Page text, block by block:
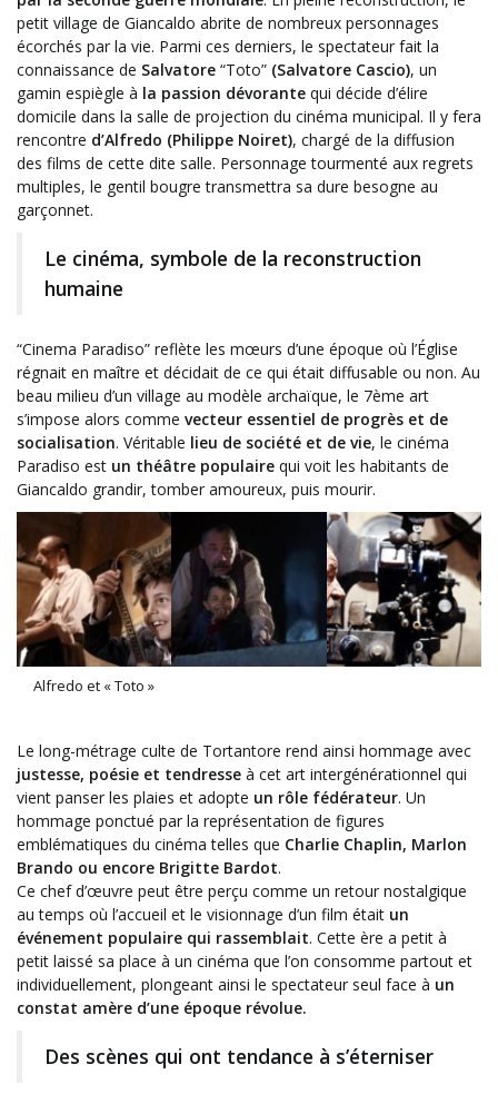
petit village de Giancaldo abrite de nombreux personnages
écorchés par la vie. Parmi ces derniers, le spectateur fait la
connaissance de Salvatore “Toto” (Salvatore Cascio), un
gamin espiègle à la passion dévorante qui décide d’élire
domicile dans la salle de projection du cinéma municipal. Il y fera
rencontre d’Alfredo (Philippe Noiret), chargé de la diffusion
des films de cette dite salle. Personnage tourmenté aux regrets
multiples, le gentil bougre transmettra sa dure besogne au
garçonnet.
Le cinéma, symbole de la reconstruction
humaine
“Cinema Paradiso” reflète les mœurs d’une époque où l’Église
régnait en maître et décidait de ce qui était diffusable ou non. Au
beau milieu d’un village au modèle archaïque, le 7ème art
s’impose alors comme vecteur essentiel de progrès et de
socialisation. Véritable lieu de société et de vie, le cinéma
Paradiso est un théâtre populaire qui voit les habitants de
Giancaldo grandir, tomber amoureux, puis mourir.
Alfredo et « Toto »
Le long-métrage culte de Tortantore rend ainsi hommage avec
justesse, poésie et tendresse à cet art intergénérationnel qui
vient panser les plaies et adopte un rôle fédérateur. Un
hommage ponctué par la représentation de figures
emblématiques du cinéma telles que Charlie Chaplin, Marlon
Brando ou encore Brigitte Bardot.
Ce chef d’œuvre peut être perçu comme un retour nostalgique
au temps où l’accueil et le visionnage d’un film était un
événement populaire qui rassemblait. Cette ère a petit à
petit laissé sa place à un cinéma que l’on consomme partout et
individuellement, plongeant ainsi le spectateur seul face à un
constat amère d’une époque révolue.
Des scènes qui ont tendance à s’éterniser